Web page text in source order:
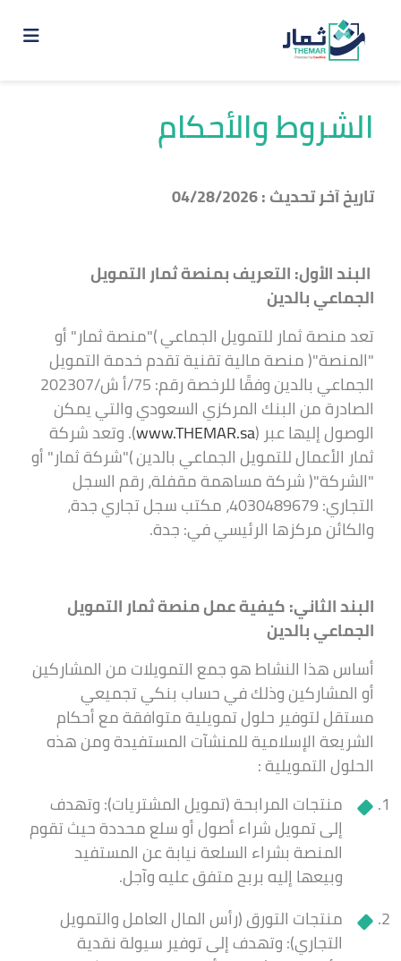
الشروط والأحكام
تاريخ آخر تحديث : 04/28/2026
البند الأول: التعريف بمنصة ثمار التمويل
الجماعي بالدين
تعد منصة ثمار للتمويل الجماعي )"منصة ثمار" أو
"المنصة"( منصة مالية تقنية تقدم خدمة التمويل
الجماعي بالدين وفقًا للرخصة رقم: 75/أ ش/202307
الصادرة من البنك المركزي السعودي والتي يمكن
الوصول إليها عبر (www.THEMAR.sa). وتعد شركة
ثمار الأعمال للتمويل الجماعي بالدين )"شركة ثمار" أو
"الشركة"( شركة مساهمة مقفلة، رقم السجل
التجاري: 4030489679، مكتب سجل تجاري جدة،
والكائن مركزها الرئيسي في: جدة.
البند الثاني: كيفية عمل منصة ثمار التمويل
الجماعي بالدين
أساس هذا النشاط هو جمع التمويلات من المشاركين
أو المشاركين وذلك في حساب بنكي تجميعي
مستقل لتوفير حلول تمويلية متوافقة مع أحكام
الشريعة الإسلامية للمنشآت المستفيدة ومن هذه
الحلول التمويلية :
منتجات المرابحة (تمويل المشتريات): وتهدف
إلى تمويل شراء أصول أو سلع محددة حيث تقوم
المنصة بشراء السلعة نيابة عن المستفيد
وبيعها إليه بربح متفق عليه وآجل.
منتجات التورق (رأس المال العامل والتمويل
التجاري): وتهدف إلى توفير سيولة نقدية